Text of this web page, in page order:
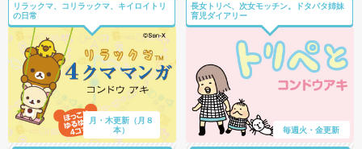
リラックマ、コリラックマ、キイロイトリ
の日常
月・木更新（月８
本）
長女トリペ、次女モッチン。ドタバタ姉妹
育児ダイアリー
毎週火・金更新